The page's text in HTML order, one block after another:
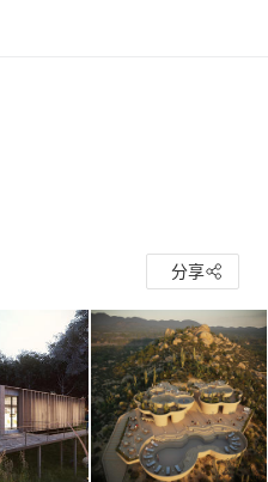
分享